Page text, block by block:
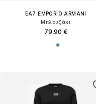
EA7 EMPORIO ARMANI
Μπλουζάκι
79,90 €